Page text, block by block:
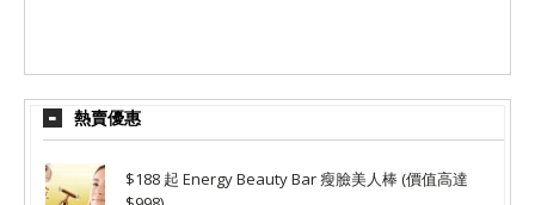
熱賣優惠
$188 起 Energy Beauty Bar 瘦臉美人棒 (價值高達